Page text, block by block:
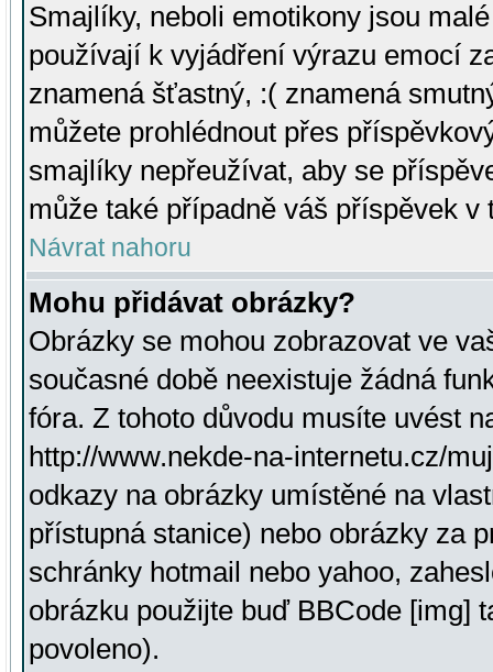
Smajlíky, neboli emotikony jsou
používají k vyjádření výrazu emocí
znamená šťastný, :( znamená
můžete prohlédnout přes
smajlíky nepřeužívat, aby se
může také případně váš příspěvek v
Návrat nahoru
Mohu přidávat obrázky?
Obrázky se mohou zobrazovat ve
současné době neexistuje žádná
fóra. Z tohoto důvodu musíte uvést
http://www.nekde-na-internetu.cz/
odkazy na obrázky umístěné na
přístupná stanice) nebo obrázky za
schránky hotmail nebo yahoo,
obrázku použijte buď BBCode [img]
povoleno).